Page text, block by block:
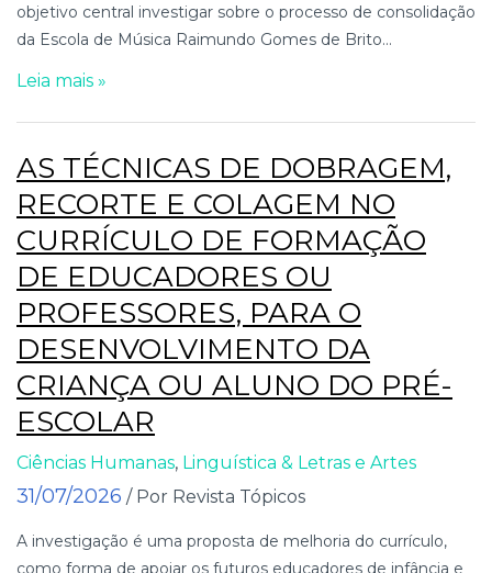
objetivo central investigar sobre o processo de consolidação
da Escola de Música Raimundo Gomes de Brito...
Leia mais »
AS TÉCNICAS DE DOBRAGEM,
RECORTE E COLAGEM NO
CURRÍCULO DE FORMAÇÃO
DE EDUCADORES OU
PROFESSORES, PARA O
DESENVOLVIMENTO DA
CRIANÇA OU ALUNO DO PRÉ-
ESCOLAR
Ciências Humanas, Linguística & Letras e Artes
31/07/2026 / Por Revista Tópicos
A investigação é uma proposta de melhoria do currículo,
como forma de apoiar os futuros educadores de infância e